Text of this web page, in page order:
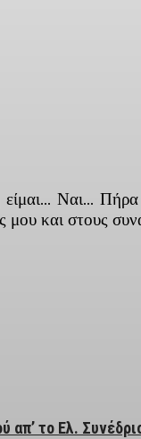
Ναι… Πήρα
και στους
απ’ το Ελ.